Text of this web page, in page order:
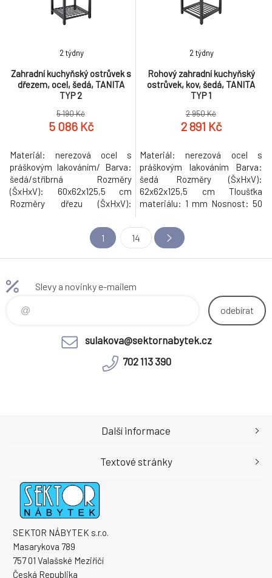
Tloušťka materiálu: 0,5 cm
Nosnost: 20 kg S policemi N
rozměry dřezu (ŠxHxV):
32x27x16 cm Tloušťka mater
Zahradní kuchyňský ostrůvek s
dřezem, ocel, šedá, TANITA
TYP 2
2 týdny
5 190 Kč
5 086 Kč
Materiál: nerezová ocel s
práškovým lakováním/ Barva:
šedá/stříbrná Rozměry
(ŠxHxV): 60x62x125,5 cm
Rozměry dřezu (ŠxHxV):
dřezu (ŠxHxV): 36,8x36,8x20
cm Tloušťka materiálu: 0,4 - 1
mm Nosnost: 50 kg S policí
Dodávané s vodovodnou
Prac
Rohový zahradní kuchyňský
ostrůvek, kov, šedá, TANITA
TYP 1
2 týdny
2 950 Kč
2 891 Kč
Materiál: nerezová ocel s
práškovým lakováním Barva:
šedá Rozměry (ŠxHxV):
62x62x125,5 cm Tloušťka
materiálu: 1 mm Nosnost: 50
kg Ochranná zábrana Pracovní
plocha z nerezavějící oceli
umožňuje snadné čištění,
1 14
Slevy a novinky e-mailem
odebírat
sulakova@sektornabytek.cz
702 113 390
SEKTOR NÁBYTEK s.r.o.
Masarykova 789
757 01 Valašské Meziříčí
Česká Republika
Další informace
Textové stránky